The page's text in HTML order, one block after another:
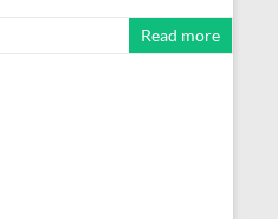
Read more